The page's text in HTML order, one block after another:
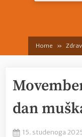
Home
dan
Posted
15. studenoga